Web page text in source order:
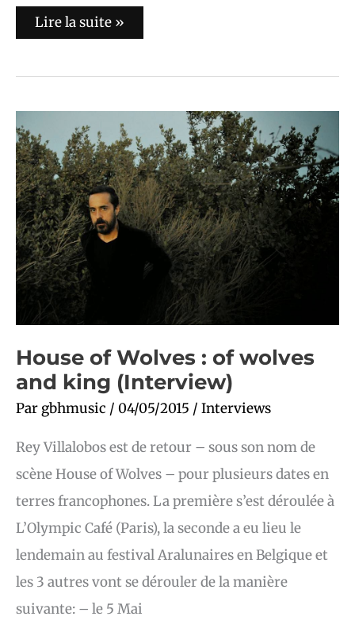
Lire la suite »
House of Wolves : of wolves
and king (Interview)
Par gbhmusic / 04/05/2015 / Interviews
Rey Villalobos est de retour – sous son nom de
scène House of Wolves – pour plusieurs dates en
terres francophones. La première s’est déroulée à
L’Olympic Café (Paris), la seconde a eu lieu le
lendemain au festival Aralunaires en Belgique et
les 3 autres vont se dérouler de la manière
suivante: – le 5 Mai
House
of
Wolves
:
of
wolves
and
king
(Interview)